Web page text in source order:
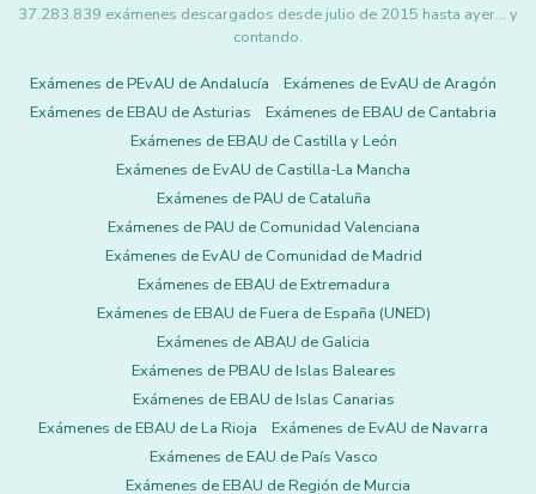
37.283.839 exámenes descargados desde julio de 2015 hasta ayer... y
contando.
Exámenes de PEvAU de Andalucía
Exámenes de EvAU de Aragón
Exámenes de EBAU de Asturias
Exámenes de EBAU de Cantabria
Exámenes de EBAU de Castilla y León
Exámenes de EvAU de Castilla-La Mancha
Exámenes de PAU de Cataluña
Exámenes de PAU de Comunidad Valenciana
Exámenes de EvAU de Comunidad de Madrid
Exámenes de EBAU de Extremadura
Exámenes de EBAU de Fuera de España (UNED)
Exámenes de ABAU de Galicia
Exámenes de PBAU de Islas Baleares
Exámenes de EBAU de Islas Canarias
Exámenes de EBAU de La Rioja
Exámenes de EvAU de Navarra
Exámenes de EAU de País Vasco
Exámenes de EBAU de Región de Murcia